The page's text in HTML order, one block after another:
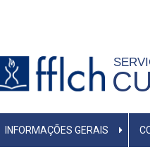
MENU
INFORMAÇÕES GERAIS